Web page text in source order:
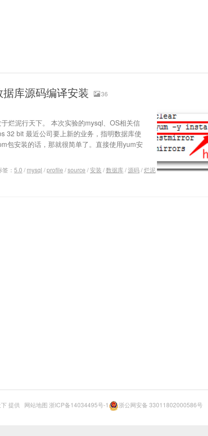
库源码编译安装
36
烂泥行天下。 本次实验的mysql、OS相关信
32 bit 最近公司要上新的业务，指明数据库使
包安装的话，那就很简单了。直接使用yum安
签： 5.0 / mysql /profile /source /安装 /数据库/源码/烂泥
提供 网站地图 浙ICP备14034495号-1 浙公网安备 33011802000586号